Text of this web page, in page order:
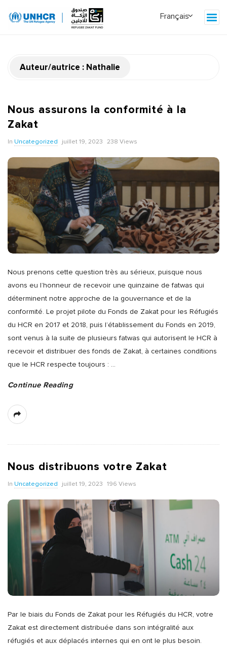
Auteur/autrice : Nathalie
Nous assurons la conformité à la
Zakat
In Uncategorized juillet 19, 2023 238 Views
Nous prenons cette question très au sérieux, puisque nous
avons eu l’honneur de recevoir une quinzaine de fatwas qui
déterminent notre approche de la gouvernance et de la
conformité. Le projet pilote du Fonds de Zakat pour les Réfugiés
du HCR en 2017 et 2018, puis l’établissement du Fonds en 2019,
sont venus à la suite de plusieurs fatwas qui autorisent le HCR à
recevoir et distribuer des fonds de Zakat, à certaines conditions
que le HCR respecte toujours : …
Continue Reading
Nous distribuons votre Zakat
In Uncategorized juillet 19, 2023 196 Views
Par le biais du Fonds de Zakat pour les Réfugiés du HCR, votre
Zakat est directement distribuée dans son intégralité aux
réfugiés et aux déplacés internes qui en ont le plus besoin.